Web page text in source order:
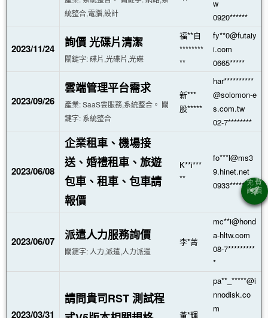
統整合,電腦,設計
w
0920******
2023/11/24 詢價 光碟片清潔
關鍵字: 碟片,光碟片,光碟
福**自
********
**
fy**0@futaiy
i.com
0665*****
2023/09/26
雲端管理平台需求
產業: SaaS雲服務,系統整合。 關
鍵字: 系統整合
新***
股*****
har**********
@solomon-e
s.com.tw
02-7********
2023/06/08
企業租車、機場接
送、婚禮租車、旅遊
包車、租車、包車請
報價
K**i***
**
fo***l@ms3
9.hinet.net
0933******
2023/06/07 派遣人力服務詢價
關鍵字: 人力,派遣,人力派遣
李*菁
mc**i@hond
a-hltw.com
08-7*********
*
2023/03/31
請問貴司RST 測試程
黃*輝
pa**_*****@i
nnodisk.co
m